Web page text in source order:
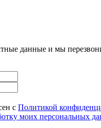
данные и мы
с Политикой
моих персональных